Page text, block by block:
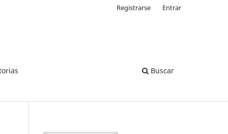
Buscar
Registrarse Entrar